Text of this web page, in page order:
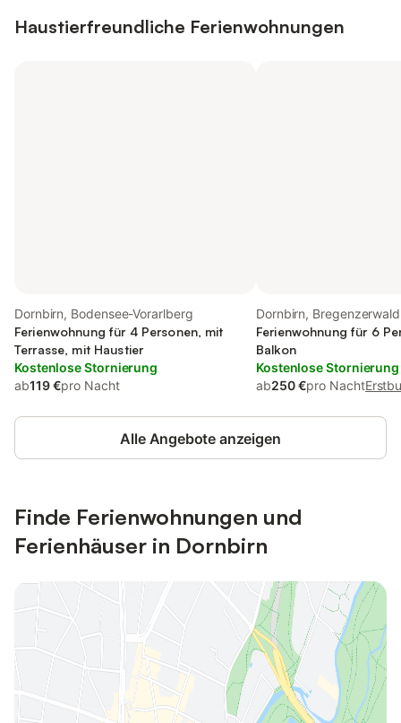
Haustierfreundliche Ferienwohnungen
Dornbirn, Bodensee-Vorarlberg
Ferienwohnung für 4 Personen, mit
Terrasse, mit Haustier
Kostenlose Stornierung
ab119 €pro Nacht
Dornbirn, Bregenzerwald
Ferienwohnung für 6
Balkon
Kostenlose Stornierung
ab250 €pro Nacht
Alle Angebote anzeigen
Finde Ferienwohnungen und
Ferienhäuser in Dornbirn